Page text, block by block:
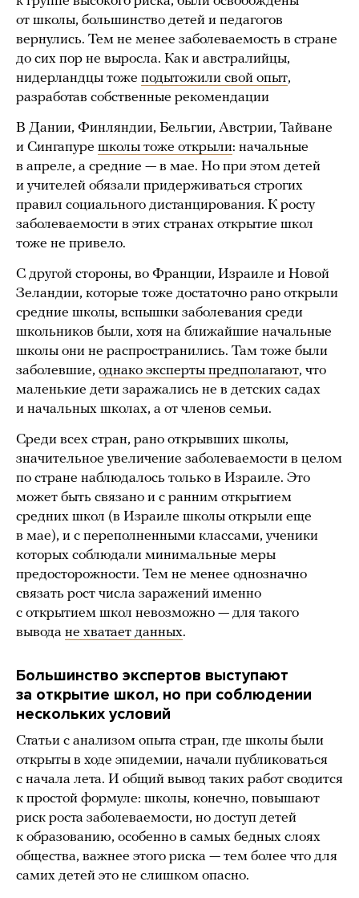
от школы, большинство детей и педагогов
вернулись. Тем не менее заболеваемость в стране
до сих пор не выросла. Как и австралийцы,
нидерландцы тоже подытожили свой опыт,
разработав собственные рекомендации
В Дании, Финляндии, Бельгии, Австрии, Тайване
и Сингапуре школы тоже открыли: начальные
в апреле, а средние — в мае. Но при этом детей
и учителей обязали придерживаться строгих
правил социального дистанцирования. К росту
заболеваемости в этих странах открытие школ
тоже не привело.
С другой стороны, во Франции, Израиле и Новой
Зеландии, которые тоже достаточно рано открыли
средние школы, вспышки заболевания среди
школьников были, хотя на ближайшие начальные
школы они не распространились. Там тоже были
заболевшие, однако эксперты предполагают, что
маленькие дети заражались не в детских садах
и начальных школах, а от членов семьи.
Среди всех стран, рано открывших школы,
значительное увеличение заболеваемости в целом
по стране наблюдалось только в Израиле. Это
может быть связано и с ранним открытием
средних школ (в Израиле школы открыли еще
в мае), и с переполненными классами, ученики
которых соблюдали минимальные меры
предосторожности. Тем не менее однозначно
связать рост числа заражений именно
с открытием школ невозможно — для такого
вывода не хватает данных.
Большинство экспертов выступают
за открытие школ, но при соблюдении
нескольких условий
Статьи с анализом опыта стран, где школы были
открыты в ходе эпидемии, начали публиковаться
с начала лета. И общий вывод таких работ сводится
к простой формуле: школы, конечно, повышают
риск роста заболеваемости, но доступ детей
к образованию, особенно в самых бедных слоях
общества, важнее этого риска — тем более что для
самих детей это не слишком опасно.